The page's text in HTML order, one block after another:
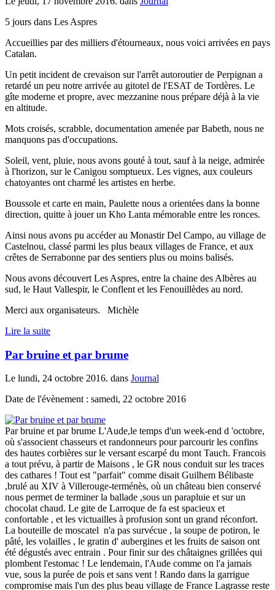
5 jours dans Les Aspres
Accueillies par des milliers d'étourneaux, nous voici arrivées en pays
Catalan.
Un petit incident de crevaison sur l'arrêt autoroutier de Perpignan a
retardé un peu notre arrivée au gitotel de l'ESAT de Tordères. Le
gîte moderne et propre, avec mezzanine nous prépare déjà à la vie
en altitude.
Mots croisés, scrabble, documentation amenée par Babeth, nous ne
manquons pas d'occupations.
Soleil, vent, pluie, nous avons gouté à tout, sauf à la neige, admirée
à l'horizon, sur le Canigou somptueux. Les vignes, aux couleurs
chatoyantes ont charmé les artistes en herbe.
Boussole et carte en main, Paulette nous a orientées dans la bonne
direction, quitte à jouer un Kho Lanta mémorable entre les ronces.
Ainsi nous avons pu accéder au Monastir Del Campo, au village de
Castelnou, classé parmi les plus beaux villages de France, et aux
crêtes de Serrabonne par des sentiers plus ou moins balisés.
Nous avons découvert Les Aspres, entre la chaine des Albères au
sud, le Haut Vallespir, le Conflent et les Fenouillèdes au nord.
Merci aux organisateurs. Michèle
Lire la suite
Par bruine et par brume
Le lundi, 24 octobre 2016. dans Journal
Date de l'évènement : samedi, 22 octobre 2016
Par bruine et par brume L'Aude,le temps d'un week-end d 'octobre,
où s'associent chasseurs et randonneurs pour parcourir les confins
des hautes corbières sur le versant escarpé du mont Tauch. Francois
a tout prévu, à partir de Maisons , le GR nous conduit sur les traces
des cathares ! Tout est "parfait" comme disait Guilhem Bélibaste
,brulé au XIV à Villerouge-terménès, où un château bien conservé
nous permet de terminer la ballade ,sous un parapluie et sur un
chocolat chaud. Le gite de Larroque de fa est spacieux et
confortable , et les victuailles à profusion sont un grand réconfort.
La bouteille de moscatel n'a pas survécue , la soupe de potiron, le
pâté, les volailles , le gratin d' aubergines et les fruits de saison ont
été dégustés avec entrain . Pour finir sur des châtaignes grillées qui
plombent l'estomac ! Le lendemain, l'Aude comme on l'a jamais
vue, sous la purée de pois et sans vent ! Rando dans la garrigue
compromise mais l'un des plus beau village de France Lagrasse reste